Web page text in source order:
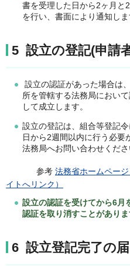
書を受理した日から2ヶ月と
を行い、書面により通知しま
5 設立の登記(申請
設立の認証があった場合は
所を管轄する法務局におい
して成立します。
設立の登記は、組合等登記
日から2週間以内に行う必要
法務局へお問い合わせくださ
参考 法務省ホームペー
イトへリンク）
設立の認証を受けてから6月
認証を取り消すことがありま
6 設立登記完了の